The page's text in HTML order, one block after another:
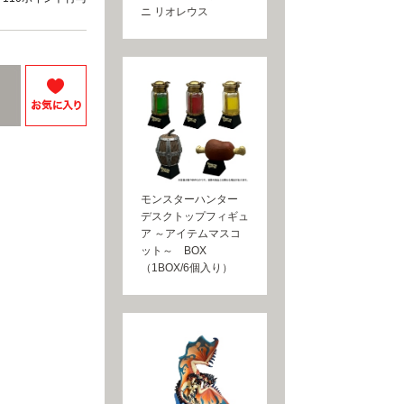
ニ リオレウス
モンスターハンター
デスクトップフィギュ
ア ～アイテムマスコ
ット～ BOX
（1BOX/6個入り）